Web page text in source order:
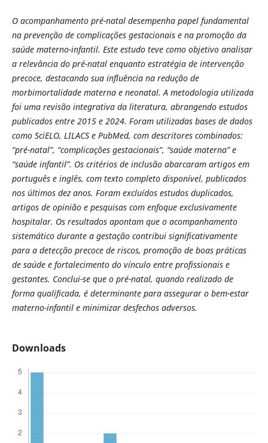
O acompanhamento pré-natal desempenha papel fundamental
na prevenção de complicações gestacionais e na promoção da
saúde materno-infantil. Este estudo teve como objetivo analisar
a relevância do pré-natal enquanto estratégia de intervenção
precoce, destacando sua influência na redução de
morbimortalidade materna e neonatal. A metodologia utilizada
foi uma revisão integrativa da literatura, abrangendo estudos
publicados entre 2015 e 2024. Foram utilizadas bases de dados
como SciELO, LILACS e PubMed, com descritores combinados:
“pré-natal”, “complicações gestacionais”, “saúde materna” e
“saúde infantil”. Os critérios de inclusão abarcaram artigos em
português e inglês, com texto completo disponível, publicados
nos últimos dez anos. Foram excluídos estudos duplicados,
artigos de opinião e pesquisas com enfoque exclusivamente
hospitalar. Os resultados apontam que o acompanhamento
sistemático durante a gestação contribui significativamente
para a detecção precoce de riscos, promoção de boas práticas
de saúde e fortalecimento do vínculo entre profissionais e
gestantes. Conclui-se que o pré-natal, quando realizado de
forma qualificada, é determinante para assegurar o bem-estar
materno-infantil e minimizar desfechos adversos.
Downloads